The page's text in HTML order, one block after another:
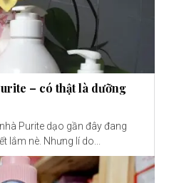
– có thật là dưỡng
Purite dạo gần đây đang
lắm nè. Nhưng lí do...